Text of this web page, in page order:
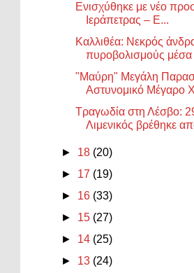
Ενισχύθηκε με νέο
Ιεράπετρας – Ε...
Καλλιθέα: Νεκρός
πυροβολισμούς μέσα
"Μαύρη" Μεγάλη
Αστυνομικό Μέγαρο
Τραγωδία στη Λέσβο:
Λιμενικός βρέθηκε
► 18 (20)
► 17 (19)
► 16 (33)
► 15 (27)
► 14 (25)
► 13 (24)